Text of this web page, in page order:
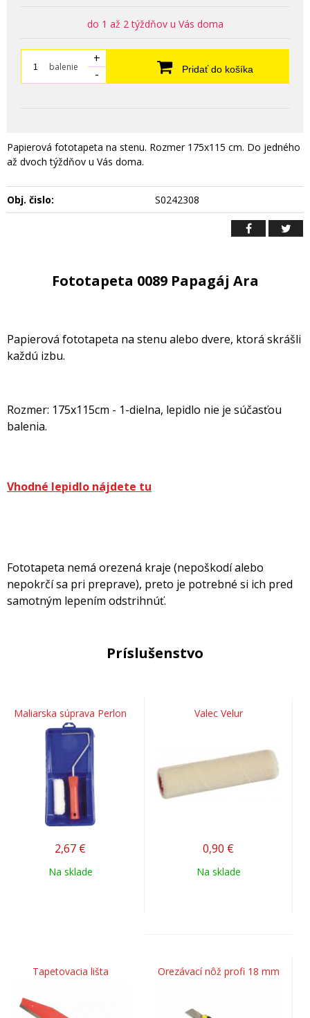
do 1 až 2 týždňov u Vás doma
balenie
+
-
Pridať do košíka
Papierová fototapeta na stenu. Rozmer 175x115 cm. Do jedného
až dvoch týždňov u Vás doma.
Obj. čislo: S0242308
Fototapeta 0089 Papagáj Ara
Papierová fototapeta na stenu alebo dvere, ktorá skrášli
každú izbu.
Rozmer: 175x115cm - 1-dielna, lepidlo nie je súčasťou
balenia.
Vhodné lepidlo nájdete tu
Fototapeta nemá orezená kraje (nepoškodí alebo
nepokrčí sa pri preprave), preto je potrebné si ich pred
samotným lepením odstrihnúť.
Príslušenstvo
Maliarska súprava Perlon
2,67 €
Na sklade
Valec Velur
0,90 €
Na sklade
Tapetovacia lišta Orezávací nôž profi 18 mm